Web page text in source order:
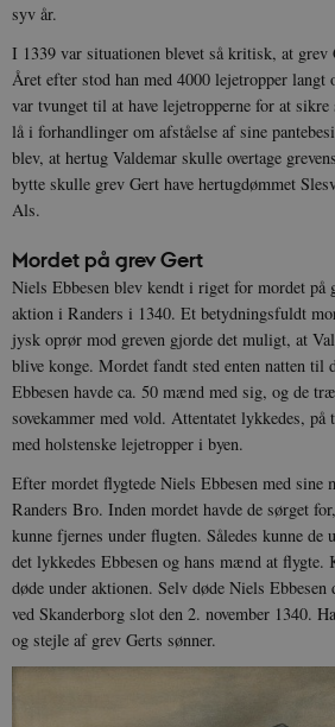
syv år.
I 1339 var situationen blevet så kritisk, at grev
Året efter stod han med 4000 lejetropper langt
var tvunget til at have lejetropperne for at
lå i forhandlinger om afståelse af sine
blev, at hertug Valdemar skulle overtage
bytte skulle grev Gert have hertugdømmet
Als.
Mordet på grev Gert
Niels Ebbesen blev kendt i riget for mordet på
aktion i Randers i 1340. Et betydningsfuldt
jysk oprør mod greven gjorde det muligt, at
blive konge. Mordet fandt sted enten natten til
Ebbesen havde ca. 50 mænd med sig, og de
sovekammer med vold. Attentatet lykkedes,
med holstenske lejetropper i byen.
Efter mordet flygtede Niels Ebbesen med sine
Randers Bro. Inden mordet havde de sørget
kunne fjernes under flugten. Således kunne
det lykkedes Ebbesen og hans mænd at flygte.
døde under aktionen. Selv døde Niels Ebbesen
ved Skanderborg slot den 2. november 1340.
og stejle af grev Gerts sønner.